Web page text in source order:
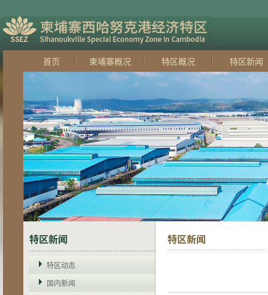
首页 柬埔寨概况 特区概况 特区新闻
特区新闻
特区动态
国内新闻
特区新闻